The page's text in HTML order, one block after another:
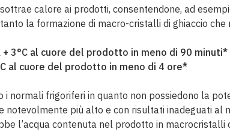
calore ai prodotti, consentendone, ad
la formazione di macro-cristalli di ghiaccio
+ 3°C al cuore del prodotto in meno di 90 minuti*
al cuore del prodotto in meno di 4 ore*
normali frigoriferi in quanto non possiedono la
notevolmente più alto e con risultati inadeguati al
l’acqua contenuta nel prodotto in